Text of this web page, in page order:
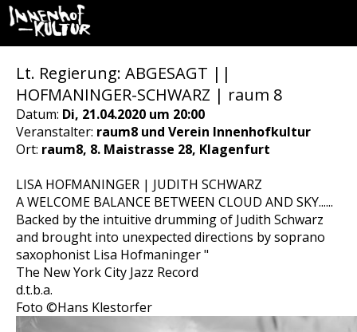
Lt. Regierung: ABGESAGT ||
HOFMANINGER-SCHWARZ | raum 8
Datum: Di, 21.04.2020 um 20:00
Veranstalter: raum8 und Verein Innenhofkultur
Ort: raum8, 8. Maistrasse 28, Klagenfurt
LISA HOFMANINGER | JUDITH SCHWARZ
A WELCOME BALANCE BETWEEN CLOUD AND SKY......
Backed by the intuitive drumming of Judith Schwarz
and brought into unexpected directions by soprano
saxophonist Lisa Hofmaninger "
The New York City Jazz Record
d.t.b.a.
Foto ©Hans Klestorfer